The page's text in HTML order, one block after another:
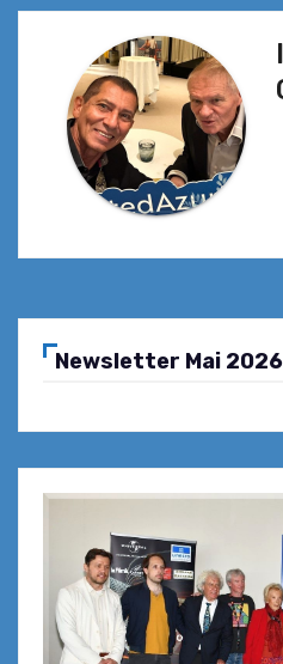
Newsletter Mai 2026